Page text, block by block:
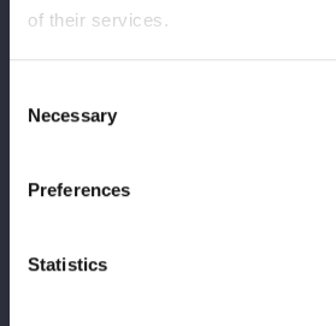
of their services.
Selection
Necessary
Preferences
Statistics